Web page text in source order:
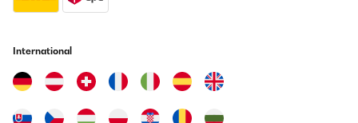
International